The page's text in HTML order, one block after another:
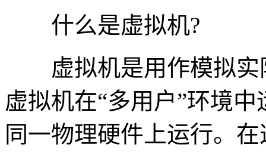
什么是虚拟机?
虚拟机是用作模拟实
虚拟机在“多用户”环境
同一物理硬件上运行。